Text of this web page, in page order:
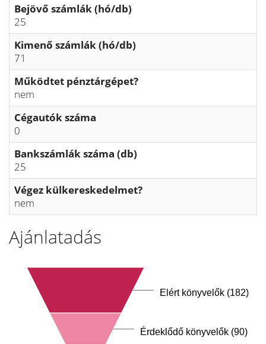
Bejövő számlák (hó/db)
25
Kimenő számlák (hó/db)
71
Működtet pénztárgépet?
nem
Cégautók száma
0
Bankszámlák száma (db)
25
Végez külkereskedelmet?
nem
Ajánlatadás
Elért könyvelők (182)
Érdeklődő könyvelők (90)